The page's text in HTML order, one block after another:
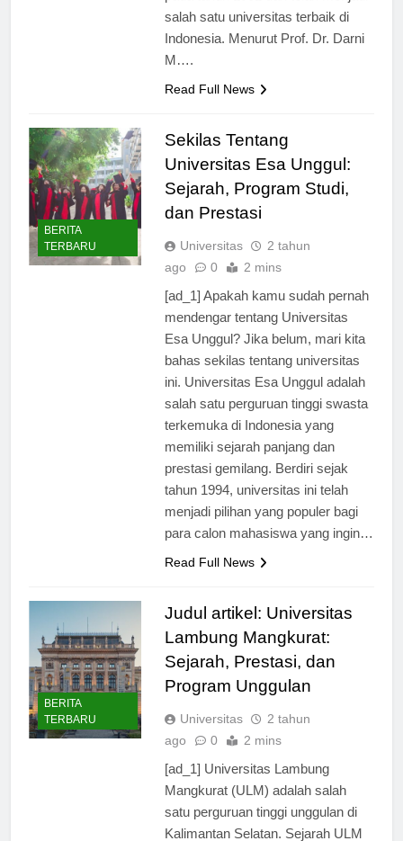
pada tahun 1961 dan telah menjadi
salah satu universitas terbaik di
Indonesia. Menurut Prof. Dr. Darni
BERITA
TERBARU
Sekilas Tentang
Universitas Esa Unggul:
Sejarah, Program Studi,
Universitas
2 tahun
[ad_1] Apakah kamu sudah pernah
mendengar tentang Universitas
Esa Unggul? Jika belum, mari kita
bahas sekilas tentang universitas
ini. Universitas Esa Unggul adalah
salah satu perguruan tinggi swasta
terkemuka di Indonesia yang
memiliki sejarah panjang dan
prestasi gemilang. Berdiri sejak
tahun 1994, universitas ini telah
menjadi pilihan yang populer bagi
BERITA
TERBARU
Judul artikel: Universitas
Lambung Mangkurat:
Sejarah, Prestasi, dan
Program Unggulan
Universitas
2 tahun
[ad_1] Universitas Lambung
Mangkurat (ULM) adalah salah
satu perguruan tinggi unggulan di